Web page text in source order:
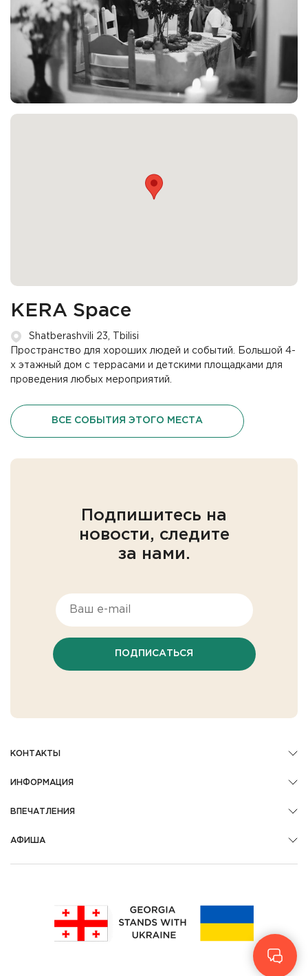
KERA Space
Shatberashvili 23, Tbilisi
Пространство для хороших людей и событий. Большой 4-
х этажный дом с террасами и детскими площадками для
проведения любых мероприятий.
ВСЕ СОБЫТИЯ ЭТОГО МЕСТА
Подпишитесь на
новости, следите
за нами.
ПОДПИСАТЬСЯ
КОНТАКТЫ
ИНФОРМАЦИЯ
ВПЕЧАТЛЕНИЯ
АФИША